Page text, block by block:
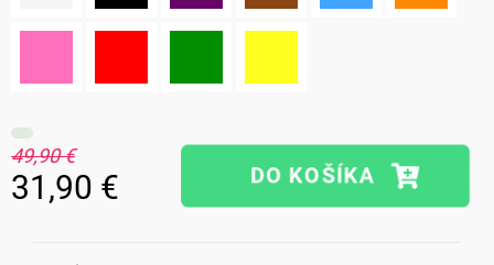
49,90 €
31,90 €